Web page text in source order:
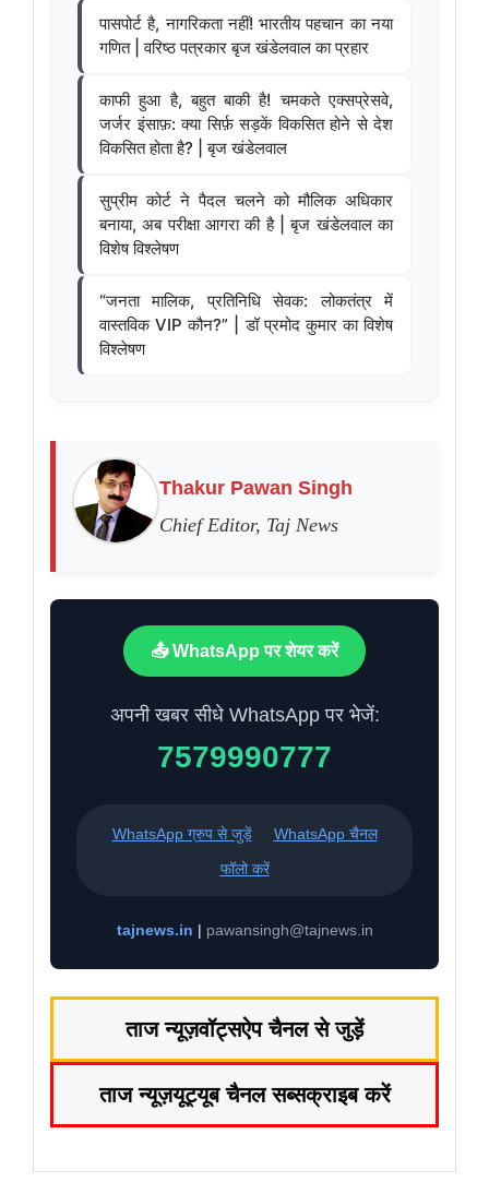
पासपोर्ट है, नागरिकता नहीं! भारतीय पहचान का नया
गणित | वरिष्ठ पत्रकार बृज खंडेलवाल का प्रहार
काफी हुआ है, बहुत बाकी है! चमकते एक्सप्रेसवे,
जर्जर इंसाफ़: क्या सिर्फ़ सड़कें विकसित होने से देश
विकसित होता है? | बृज खंडेलवाल
सुप्रीम कोर्ट ने पैदल चलने को मौलिक अधिकार
बनाया, अब परीक्षा आगरा की है | बृज खंडेलवाल का
विशेष विश्लेषण
“जनता मालिक, प्रतिनिधि सेवक: लोकतंत्र में
वास्तविक VIP कौन?” | डॉ प्रमोद कुमार का विशेष
विश्लेषण
Thakur Pawan Singh
Chief Editor, Taj News
📤 WhatsApp पर शेयर करें
अपनी खबर सीधे WhatsApp पर भेजें:
7579990777
WhatsApp ग्रुप से जुड़ें
WhatsApp चैनल
फॉलो करें
tajnews.in | pawansingh@tajnews.in
ताज न्यूज़वॉट्सऐप चैनल से जुड़ें
ताज न्यूज़यूट्यूब चैनल सब्सक्राइब करें